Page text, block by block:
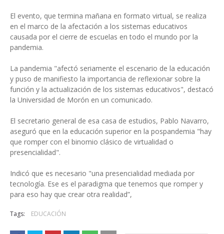
El evento, que termina mañana en formato virtual, se realiza
en el marco de la afectación a los sistemas educativos
causada por el cierre de escuelas en todo el mundo por la
pandemia.
La pandemia "afectó seriamente el escenario de la educación
y puso de manifiesto la importancia de reflexionar sobre la
función y la actualización de los sistemas educativos", destacó
la Universidad de Morón en un comunicado.
El secretario general de esa casa de estudios, Pablo Navarro,
aseguró que en la educación superior en la pospandemia "hay
que romper con el binomio clásico de virtualidad o
presencialidad".
Indicó que es necesario "una presencialidad mediada por
tecnología. Ese es el paradigma que tenemos que romper y
para eso hay que crear otra realidad”,
Tags: EDUCACIÓN